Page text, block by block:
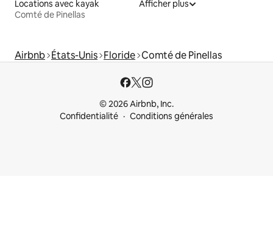
Locations avec kayak
Comté de Pinellas
Afficher plus
Airbnb États-Unis Floride Comté de Pinellas
© 2026 Airbnb, Inc.
Confidentialité
Conditions générales